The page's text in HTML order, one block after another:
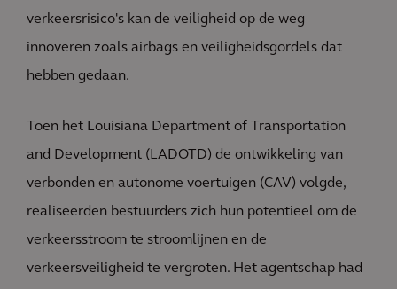
verkeersrisico's kan de veiligheid op de weg
innoveren zoals airbags en veiligheidsgordels dat
hebben gedaan.
Toen het Louisiana Department of Transportation
and Development (LADOTD) de ontwikkeling van
verbonden en autonome voertuigen (CAV) volgde,
realiseerden bestuurders zich hun potentieel om de
verkeersstroom te stroomlijnen en de
verkeersveiligheid te vergroten. Het agentschap had